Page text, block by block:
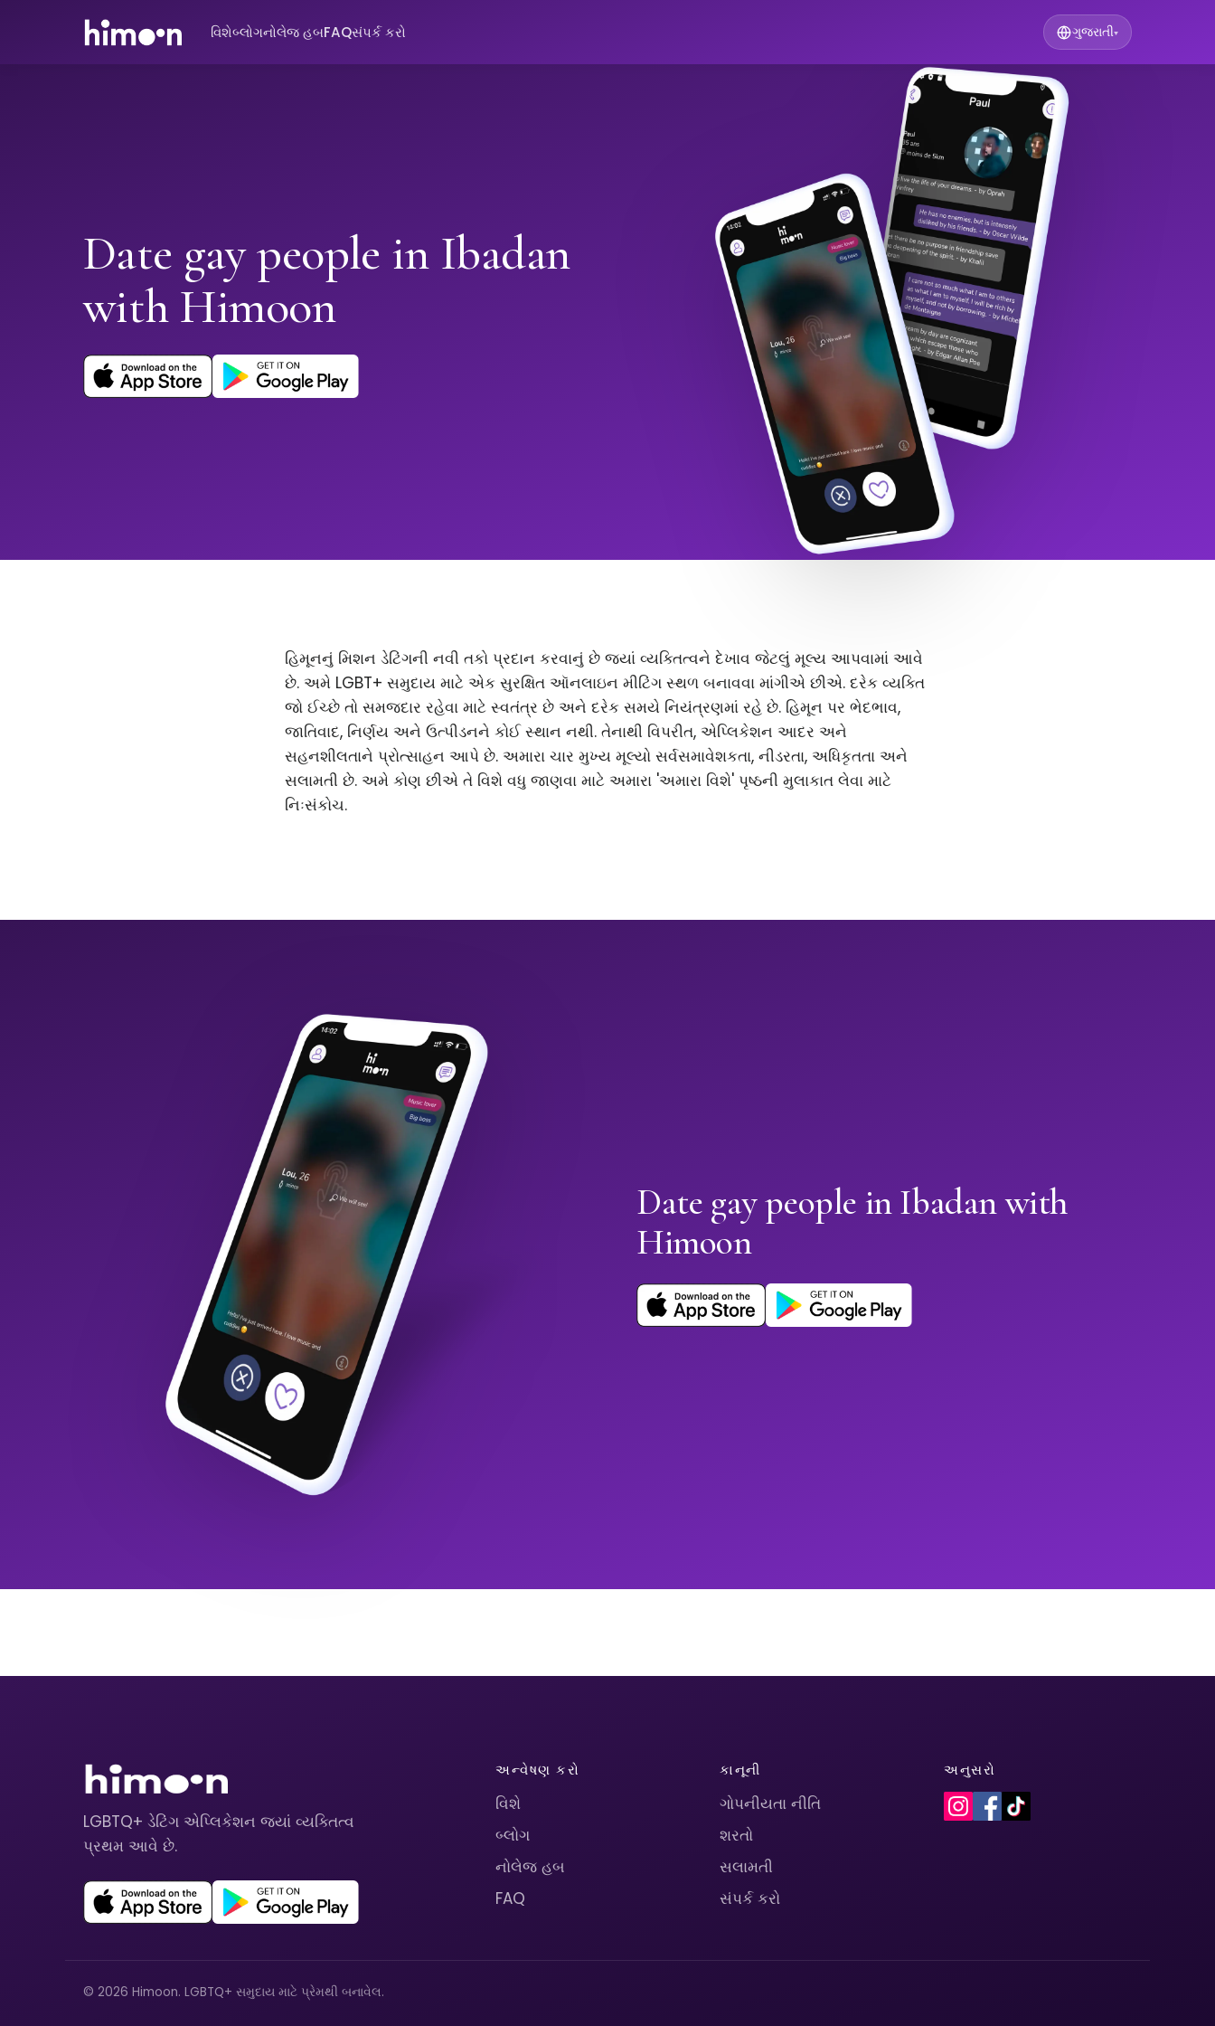
વિશેબ્લોગનોલેજ હબFAQસંપર્ક કરો ગુજરાતી▾
Date gay people in Ibadan
with Himoon
હિમૂનનું મિશન ડેટિંગની નવી તકો પ્રદાન કરવાનું છે જ્યાં વ્યક્તિત્વને દેખાવ જેટલું મૂલ્ય આપવામાં આવે
છે. અમે LGBT+ સમુદાય માટે એક સુરક્ષિત ઑનલાઇન મીટિંગ સ્થળ બનાવવા માંગીએ છીએ. દરેક વ્યક્તિ
જો ઈચ્છે તો સમજદાર રહેવા માટે સ્વતંત્ર છે અને દરેક સમયે નિયંત્રણમાં રહે છે. હિમૂન પર ભેદભાવ,
જાતિવાદ, નિર્ણય અને ઉત્પીડનને કોઈ સ્થાન નથી. તેનાથી વિપરીત, એપ્લિકેશન આદર અને
સહનશીલતાને પ્રોત્સાહન આપે છે. અમારા ચાર મુખ્ય મૂલ્યો સર્વસમાવેશકતા, નીડરતા, અધિકૃતતા અને
સલામતી છે. અમે કોણ છીએ તે વિશે વધુ જાણવા માટે અમારા 'અમારા વિશે' પૃષ્ઠની મુલાકાત લેવા માટે
નિઃસંકોચ.
Date gay people in Ibadan with
Himoon
LGBTQ+ ડેટિંગ એપ્લિકેશન જ્યાં વ્યક્તિત્વ
પ્રથમ આવે છે.
અન્વેષણ કરો
વિશે
બ્લોગ
નોલેજ હબ
FAQ
કાનૂની
ગોપનીયતા નીતિ
શરતો
સલામતી
સંપર્ક કરો
અનુસરો
© 2026 Himoon. LGBTQ+ સમુદાય માટે પ્રેમથી બનાવેલ.